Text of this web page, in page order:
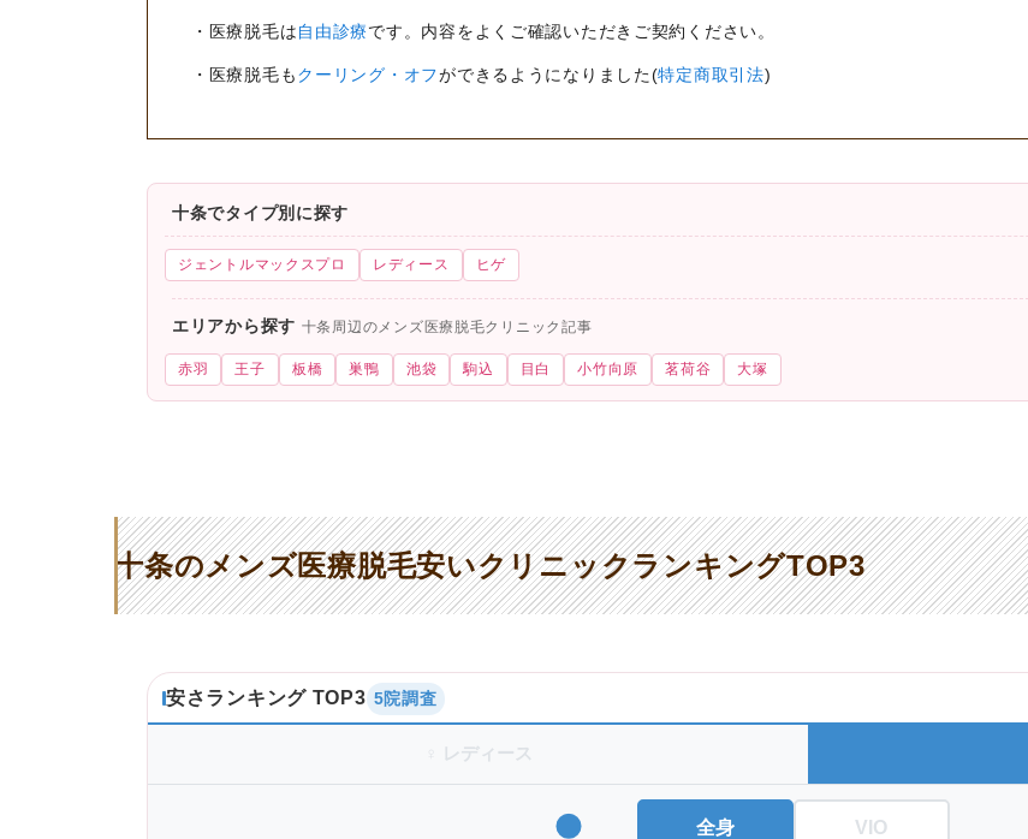
・医療脱毛は自由診療です。内容をよくご確認いただきご契約ください。
・医療脱毛もクーリング・オフができるようになりました(特定商取引法)
十条でタイプ別に探す
ジェントルマックスプロ レディース ヒゲ
エリアから探す 十条周辺のメンズ医療脱毛クリニック記事
赤羽 王子 板橋 巣鴨 池袋 駒込 目白 小竹向原 茗荷谷 大塚
十条のメンズ医療脱毛安いクリニックランキングTOP3
安さランキング TOP3 5院調査
♀ レディース
全身 VIO